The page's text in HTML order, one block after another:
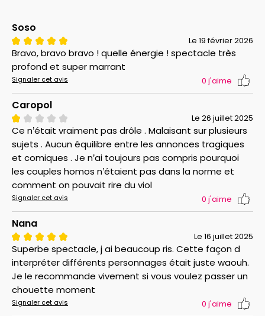
Soso
Le 19 février 2026
Bravo, bravo bravo ! quelle énergie ! spectacle très
profond et super marrant
Signaler cet avis 0 j'aime
Caropol
Le 26 juillet 2025
Ce n’était vraiment pas drôle . Malaisant sur plusieurs
sujets . Aucun équilibre entre les annonces tragiques
et comiques . Je n’ai toujours pas compris pourquoi
les couples homos n’étaient pas dans la norme et
comment on pouvait rire du viol
Signaler cet avis 0 j'aime
Nana
Le 16 juillet 2025
Superbe spectacle, j ai beaucoup ris. Cette façon d
interpréter différents personnages était juste waouh.
Je le recommande vivement si vous voulez passer un
chouette moment
Signaler cet avis 0 j'aime